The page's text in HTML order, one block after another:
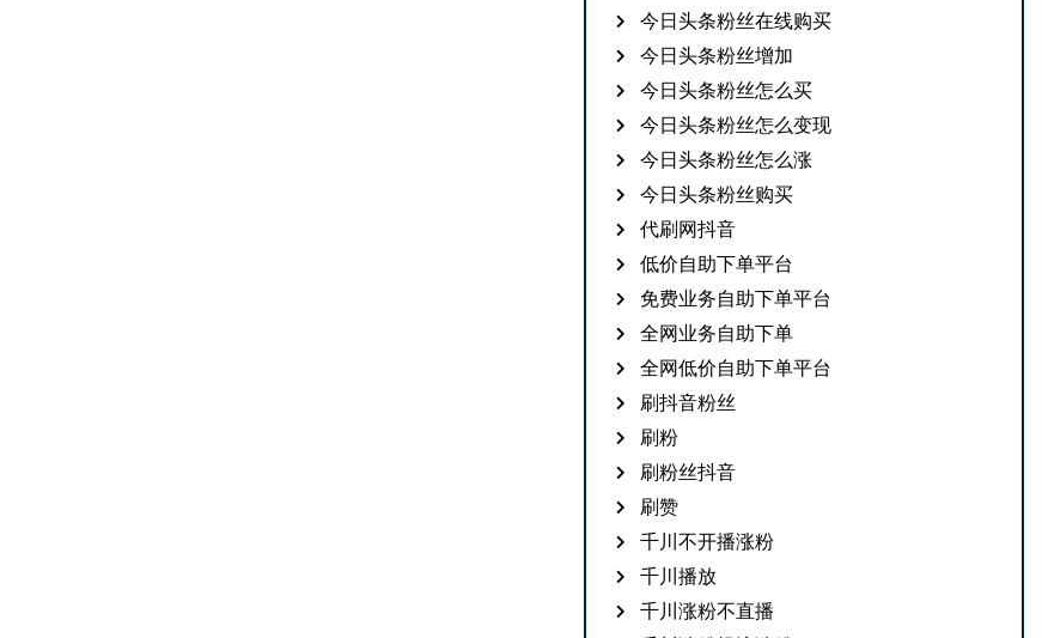
今日头条粉丝在线购买
今日头条粉丝增加
今日头条粉丝怎么买
今日头条粉丝怎么变现
今日头条粉丝怎么涨
今日头条粉丝购买
代刷网抖音
低价自助下单平台
免费业务自助下单平台
全网业务自助下单
全网低价自助下单平台
刷抖音粉丝
刷粉
刷粉丝抖音
刷赞
千川不开播涨粉
千川播放
千川涨粉不直播